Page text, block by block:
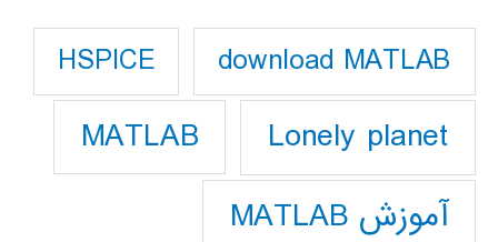
download MATLAB
HSPICE
Lonely planet
MATLAB
آموزش MATLAB